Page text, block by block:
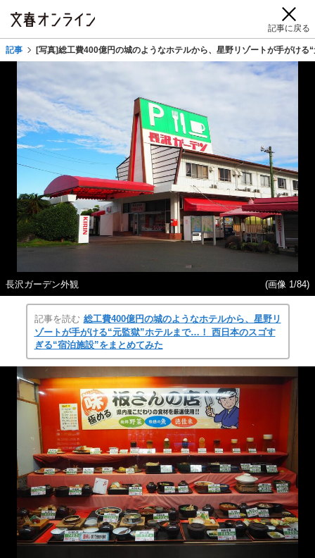
記事に戻る
記事 [写真]総工費400億円の城のようなホテルから、星野リゾートが手がけ
長沢ガーデン外観 (画像 1/84)
記事を読む 総工費400億円の城のようなホテルから、星野リ
ゾートが手がける“元監獄”ホテルまで…！ 西日本のスゴす
ぎる“宿泊施設”をまとめてみた